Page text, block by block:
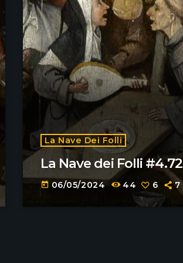
La Nave Dei Folli
La Nave dei Folli #4.72
today 06/05/2024 44 6 7